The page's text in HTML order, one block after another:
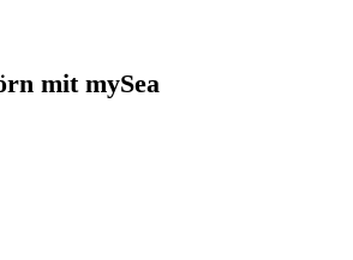
mit mySea